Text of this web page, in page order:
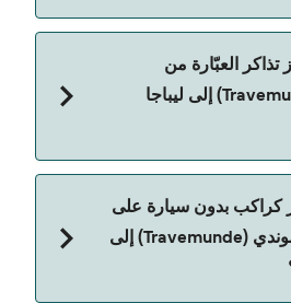
العبّارة من
ترافيموندي (Travemunde) إلى ليباجا
التخفيضات.
كراكب بدون سيارة على
العبّارة من ترافيموندي (Travemunde) إلى